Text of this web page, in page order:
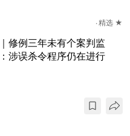
精选 ★
修例三年未有个案判监
涉误杀令程序仍在进行